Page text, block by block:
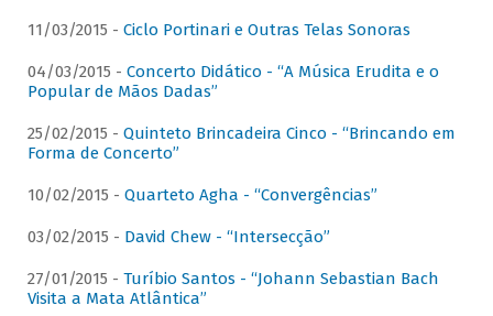
11/03/2015 - Ciclo Portinari e Outras Telas Sonoras
04/03/2015 - Concerto Didático - “A Música Erudita e o
Popular de Mãos Dadas”
25/02/2015 - Quinteto Brincadeira Cinco - “Brincando em
Forma de Concerto”
10/02/2015 - Quarteto Agha - “Convergências”
03/02/2015 - David Chew - “Intersecção”
27/01/2015 - Turíbio Santos - “Johann Sebastian Bach
Visita a Mata Atlântica”